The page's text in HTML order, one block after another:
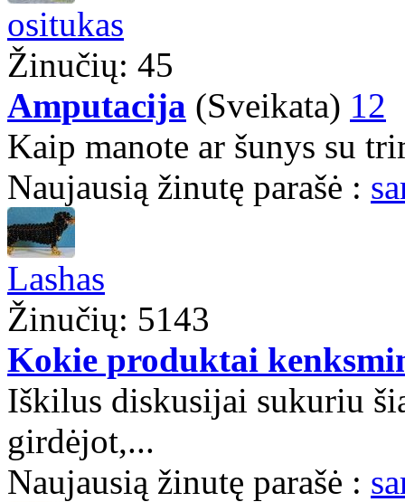
ositukas
Žinučių: 45
Amputacija (Sveikata) 12
Kaip manote ar šunys su
Naujausią žinutę parašė :
Lashas
Žinučių: 5143
Kokie produktai
Iškilus diskusijai sukuriu
girdėjot,...
Naujausią žinutę parašė :